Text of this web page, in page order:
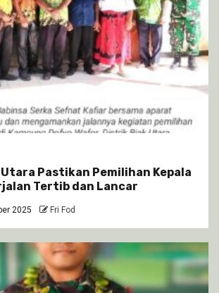
Pastikan Pemilihan Kepala
Tertib dan Lancar
2025 Fri Fod